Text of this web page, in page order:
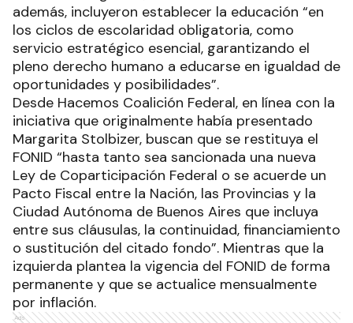
además, incluyeron establecer la educación “en
los ciclos de escolaridad obligatoria, como
servicio estratégico esencial, garantizando el
pleno derecho humano a educarse en igualdad de
oportunidades y posibilidades”.
Desde Hacemos Coalición Federal, en línea con la
iniciativa que originalmente había presentado
Margarita Stolbizer, buscan que se restituya el
FONID “hasta tanto sea sancionada una nueva
Ley de Coparticipación Federal o se acuerde un
Pacto Fiscal entre la Nación, las Provincias y la
Ciudad Autónoma de Buenos Aires que incluya
entre sus cláusulas, la continuidad, financiamiento
o sustitución del citado fondo”. Mientras que la
izquierda plantea la vigencia del FONID de forma
permanente y que se actualice mensualmente
por inflación.
Ads